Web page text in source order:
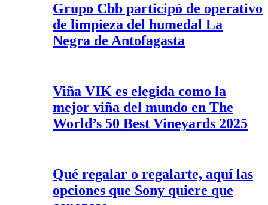
Grupo Cbb participó de operativo
de limpieza del humedal La
Negra de Antofagasta
Viña VIK es elegida como la
mejor viña del mundo en The
World’s 50 Best Vineyards 2025
Qué regalar o regalarte, aquí las
opciones que Sony quiere que